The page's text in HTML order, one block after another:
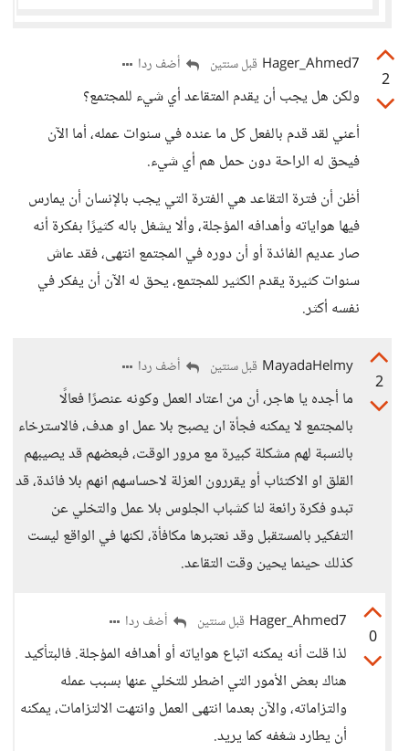
2
Hager_Ahmed7 قبل سنتين أضف ردا
ولكن هل يجب أن يقدم المتقاعد أي شيء للمجتمع؟
أعني لقد قدم بالفعل كل ما عنده في سنوات عمله، أما الآن
فيحق له الراحة دون حمل هم أي شيء.
أظن أن فترة التقاعد هي الفترة التي يجب بالإنسان أن يمارس
فيها هواياته وأهدافه المؤجلة، وألا يشغل باله كثيرًا بفكرة أنه
صار عديم الفائدة أو أن دوره في المجتمع انتهى، فقد عاش
سنوات كثيرة يقدم الكثير للمجتمع، يحق له الآن أن يفكر في
نفسه أكثر.
2
MayadaHelmy قبل سنتين أضف ردا
ما أجده يا هاجر، أن من اعتاد العمل وكونه عنصرًا فعالًا
بالمجتمع لا يمكنه فجأة ان يصبح بلا عمل او هدف، فالاسترخاء
بالنسبة لهم مشكلة كبيرة مع مرور الوقت، فبعضهم قد يصيبهم
القلق او الاكتئاب أو يقررون العزلة لاحساسهم انهم بلا فائدة، قد
تبدو فكرة رائعة لنا كشباب الجلوس بلا عمل والتخلي عن
التفكير بالمستقبل وقد نعتبرها مكافأة، لكنها في الواقع ليست
كذلك حينما يحين وقت التقاعد.
0
Hager_Ahmed7 قبل سنتين أضف ردا
لذا قلت أنه يمكنه اتباع هواياته أو أهدافه المؤجلة. فالبتأكيد
هناك بعض الأمور التي اضطر للتخلي عنها بسبب عمله
والتزاماته، والآن بعدما انتهى العمل وانتهت الالتزامات، يمكنه
أن يطارد شغفه كما يريد.